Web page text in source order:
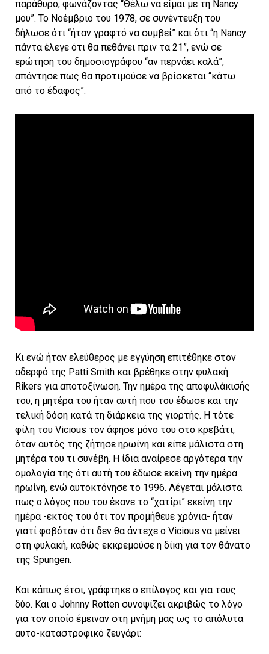
παράθυρο, φωνάζοντας “Θέλω να είμαι με τη Nancy
μου”. Το Νοέμβριο του 1978, σε συνέντευξη του
δήλωσε ότι “ήταν γραφτό να συμβεί” και ότι “η Nancy
πάντα έλεγε ότι θα πεθάνει πριν τα 21”, ενώ σε
ερώτηση του δημοσιογράφου “αν περνάει καλά”,
απάντησε πως θα προτιμούσε να βρίσκεται “κάτω
από το έδαφος”.
Κι ενώ ήταν ελεύθερος με εγγύηση επιτέθηκε στον
αδερφό της Patti Smith και βρέθηκε στην φυλακή
Rikers για αποτοξίνωση. Την ημέρα της αποφυλάκισής
του, η μητέρα του ήταν αυτή που του έδωσε και την
τελική δόση κατά τη διάρκεια της γιορτής. Η τότε
φίλη του Vicious τον άφησε μόνο του στο κρεβάτι,
όταν αυτός της ζήτησε ηρωίνη και είπε μάλιστα στη
μητέρα του τι συνέβη. Η ίδια αναίρεσε αργότερα την
ομολογία της ότι αυτή του έδωσε εκείνη την ημέρα
ηρωίνη, ενώ αυτοκτόνησε το 1996. Λέγεται μάλιστα
πως ο λόγος που του έκανε το “χατίρι” εκείνη την
ημέρα -εκτός του ότι τον προμήθευε χρόνια- ήταν
γιατί φοβόταν ότι δεν θα άντεχε ο Vicious να μείνει
στη φυλακή, καθώς εκκρεμούσε η δίκη για τον θάνατο
της Spungen.
Και κάπως έτσι, γράφτηκε ο επίλογος και για τους
δύο. Και ο Johnny Rotten συνοψίζει ακριβώς το λόγο
για τον οποίο έμειναν στη μνήμη μας ως το απόλυτα
αυτο-καταστροφικό ζευγάρι: